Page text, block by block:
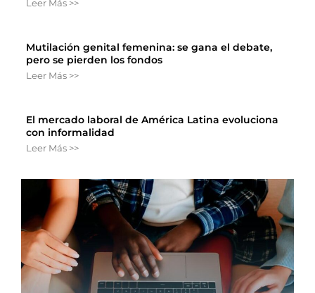
Leer Más >>
Mutilación genital femenina: se gana el debate,
pero se pierden los fondos
Leer Más >>
El mercado laboral de América Latina evoluciona
con informalidad
Leer Más >>